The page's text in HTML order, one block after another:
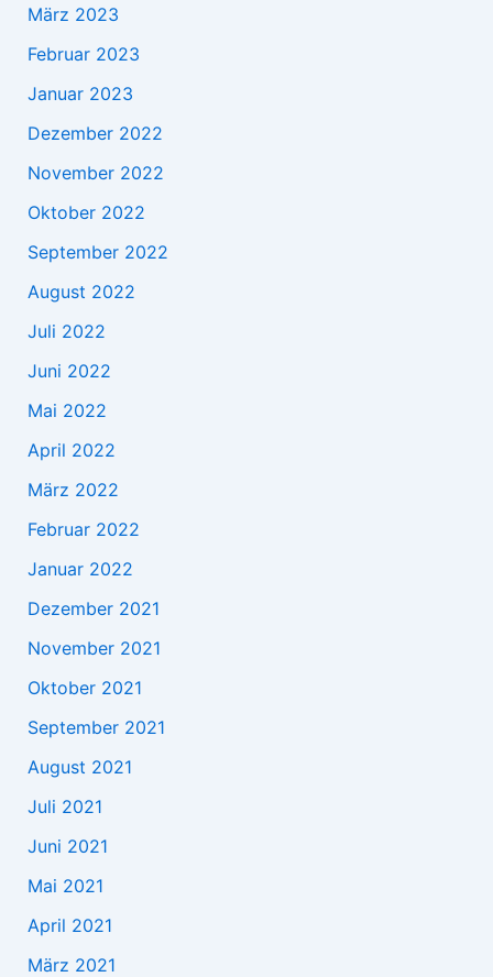
März 2023
Februar 2023
Januar 2023
Dezember 2022
November 2022
Oktober 2022
September 2022
August 2022
Juli 2022
Juni 2022
Mai 2022
April 2022
März 2022
Februar 2022
Januar 2022
Dezember 2021
November 2021
Oktober 2021
September 2021
August 2021
Juli 2021
Juni 2021
Mai 2021
April 2021
März 2021